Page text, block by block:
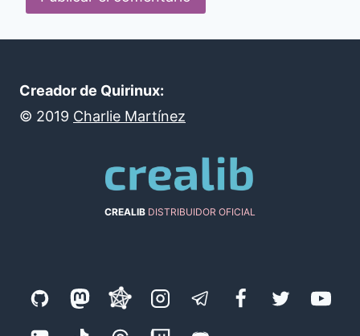
Creador de Quirinux:
© 2019 Charlie Martínez
CREALIB DISTRIBUIDOR OFICIAL